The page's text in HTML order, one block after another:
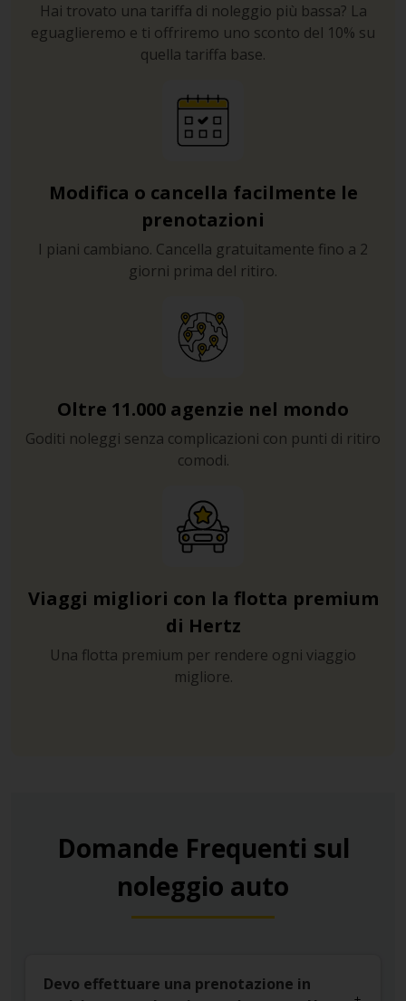
Hai trovato una tariffa di noleggio più bassa? La
eguaglieremo e ti offriremo uno sconto del 10% su
quella tariffa base.
Modifica o cancella facilmente le
prenotazioni
I piani cambiano. Cancella gratuitamente fino a 2
giorni prima del ritiro.
Oltre 11.000 agenzie nel mondo
Goditi noleggi senza complicazioni con punti di ritiro
comodi.
Viaggi migliori con la flotta premium
di Hertz
Una flotta premium per rendere ogni viaggio
migliore.
Domande Frequenti sul
noleggio auto
Devo effettuare una prenotazione in